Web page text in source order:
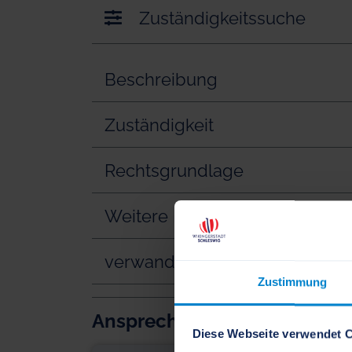
Zustimmung
Diese Webseite verwendet
Zuständigkeitssuche
Beschreibung
Zuständigkeit
Rechtsgrundlage
Weitere Informationen
verwandte Vorgänge
Ansprechpartner